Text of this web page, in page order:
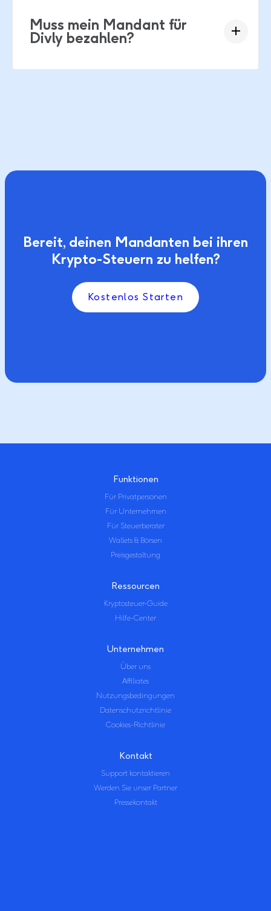
Muss mein Mandant für
Divly bezahlen?
Bereit, deinen Mandanten bei ihren
Krypto-Steuern zu helfen?
Kostenlos Starten
Funktionen
Für Privatpersonen
Für Unternehmen
Für Steuerberater
Wallets & Börsen
Preisgestaltung
Ressourcen
Kryptosteuer-Guide
Hilfe-Center
Unternehmen
Über uns
Affiliates
Nutzungsbedingungen
Datenschutzrichtlinie
Cookies-Richtlinie
Kontakt
Support kontaktieren
Werden Sie unser Partner
Pressekontakt